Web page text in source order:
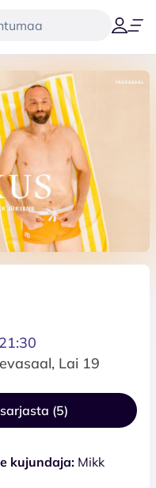
Lai 19
(5)
kujundaja: Mikk